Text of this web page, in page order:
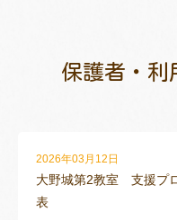
保護者・利
2026年03月12日
大野城第2教室 支援プ
表